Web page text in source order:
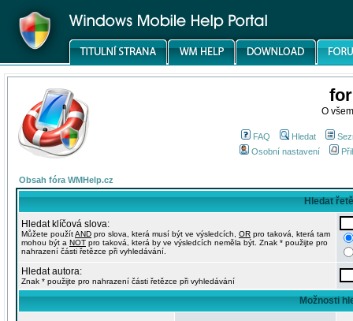
O
FAQ Hledat
Osobní nastavení
Obsah fóra WMHelp.cz
Hledat
Hledat klíčová slova:
Můžete použítAND pro slova, která musí být ve výsledcích, OR pro taková, která tam
mohou být a NOT pro taková, která by ve výsledcích neměla být. Znak * použijte pro
nahrazení části řetězce při vyhledávání.
Hledat autora:
Znak * použijte pro nahrazení části řetězce při vyhledávání
Možnosti